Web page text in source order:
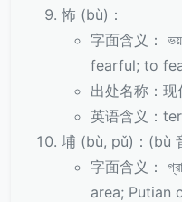
怖 (bù)：
字面含义：
fearful; to
出处名称：
英语含义：
埔 (bù, pǔ)：(bù
字面含义：
area; Putian